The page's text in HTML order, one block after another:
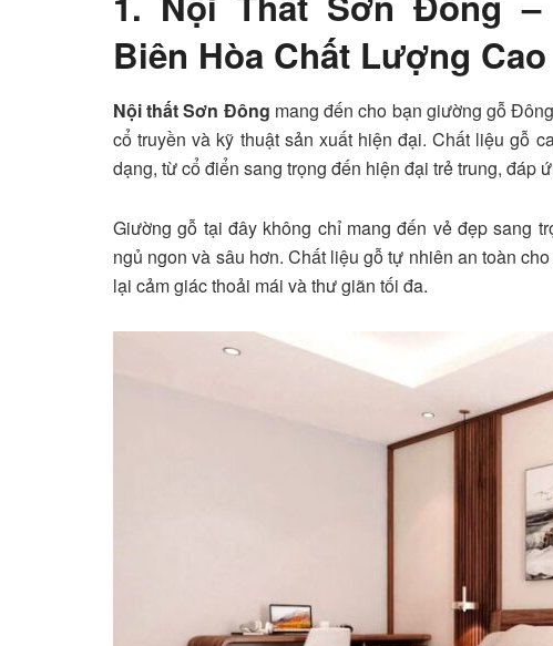
Biên Hòa Chất Lượng Cao
Nội thất Sơn Đông mang đến cho bạn giường gỗ
cổ truyền và kỹ thuật sản xuất hiện đại. Chất liệu gỗ
dạng, từ cổ điển sang trọng đến hiện đại trẻ trung, đáp
Giường gỗ tại đây không chỉ mang đến vẻ đẹp sang
ngủ ngon và sâu hơn. Chất liệu gỗ tự nhiên an toàn
lại cảm giác thoải mái và thư giãn tối đa.